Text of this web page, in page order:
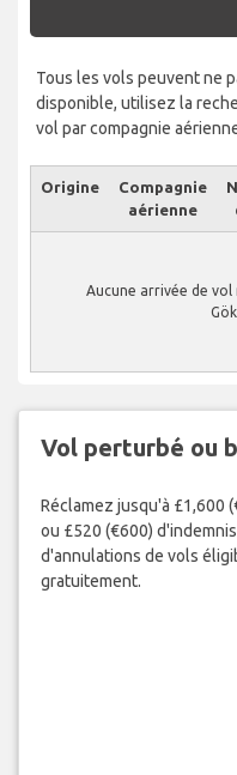
Tous les vols peuvent ne
disponible, utilisez la
vol par compagnie
Origine
Compagnie
aérienne
Aucune arrivée de
Vol perturbé ou
Réclamez jusqu'à £1,600
ou £520 (€600)
d'annulations de vols
gratuitement.